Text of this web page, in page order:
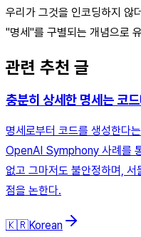
우리가 그것을 인코딩하지 않
"명세"를 구별되는 개념으로
관련 추천 글
충분히 상세한 명세는 코
명세로부터 코드를 생성한다
OpenAI Symphony 사례를
없고 그마저도 불안정하며, 서
점을 논한다.
🇰🇷Korean